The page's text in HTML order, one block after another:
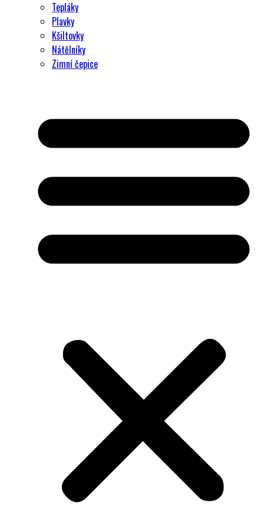
Tepláky
Plavky
Kšiltovky
Nátělníky
Zimní čepice